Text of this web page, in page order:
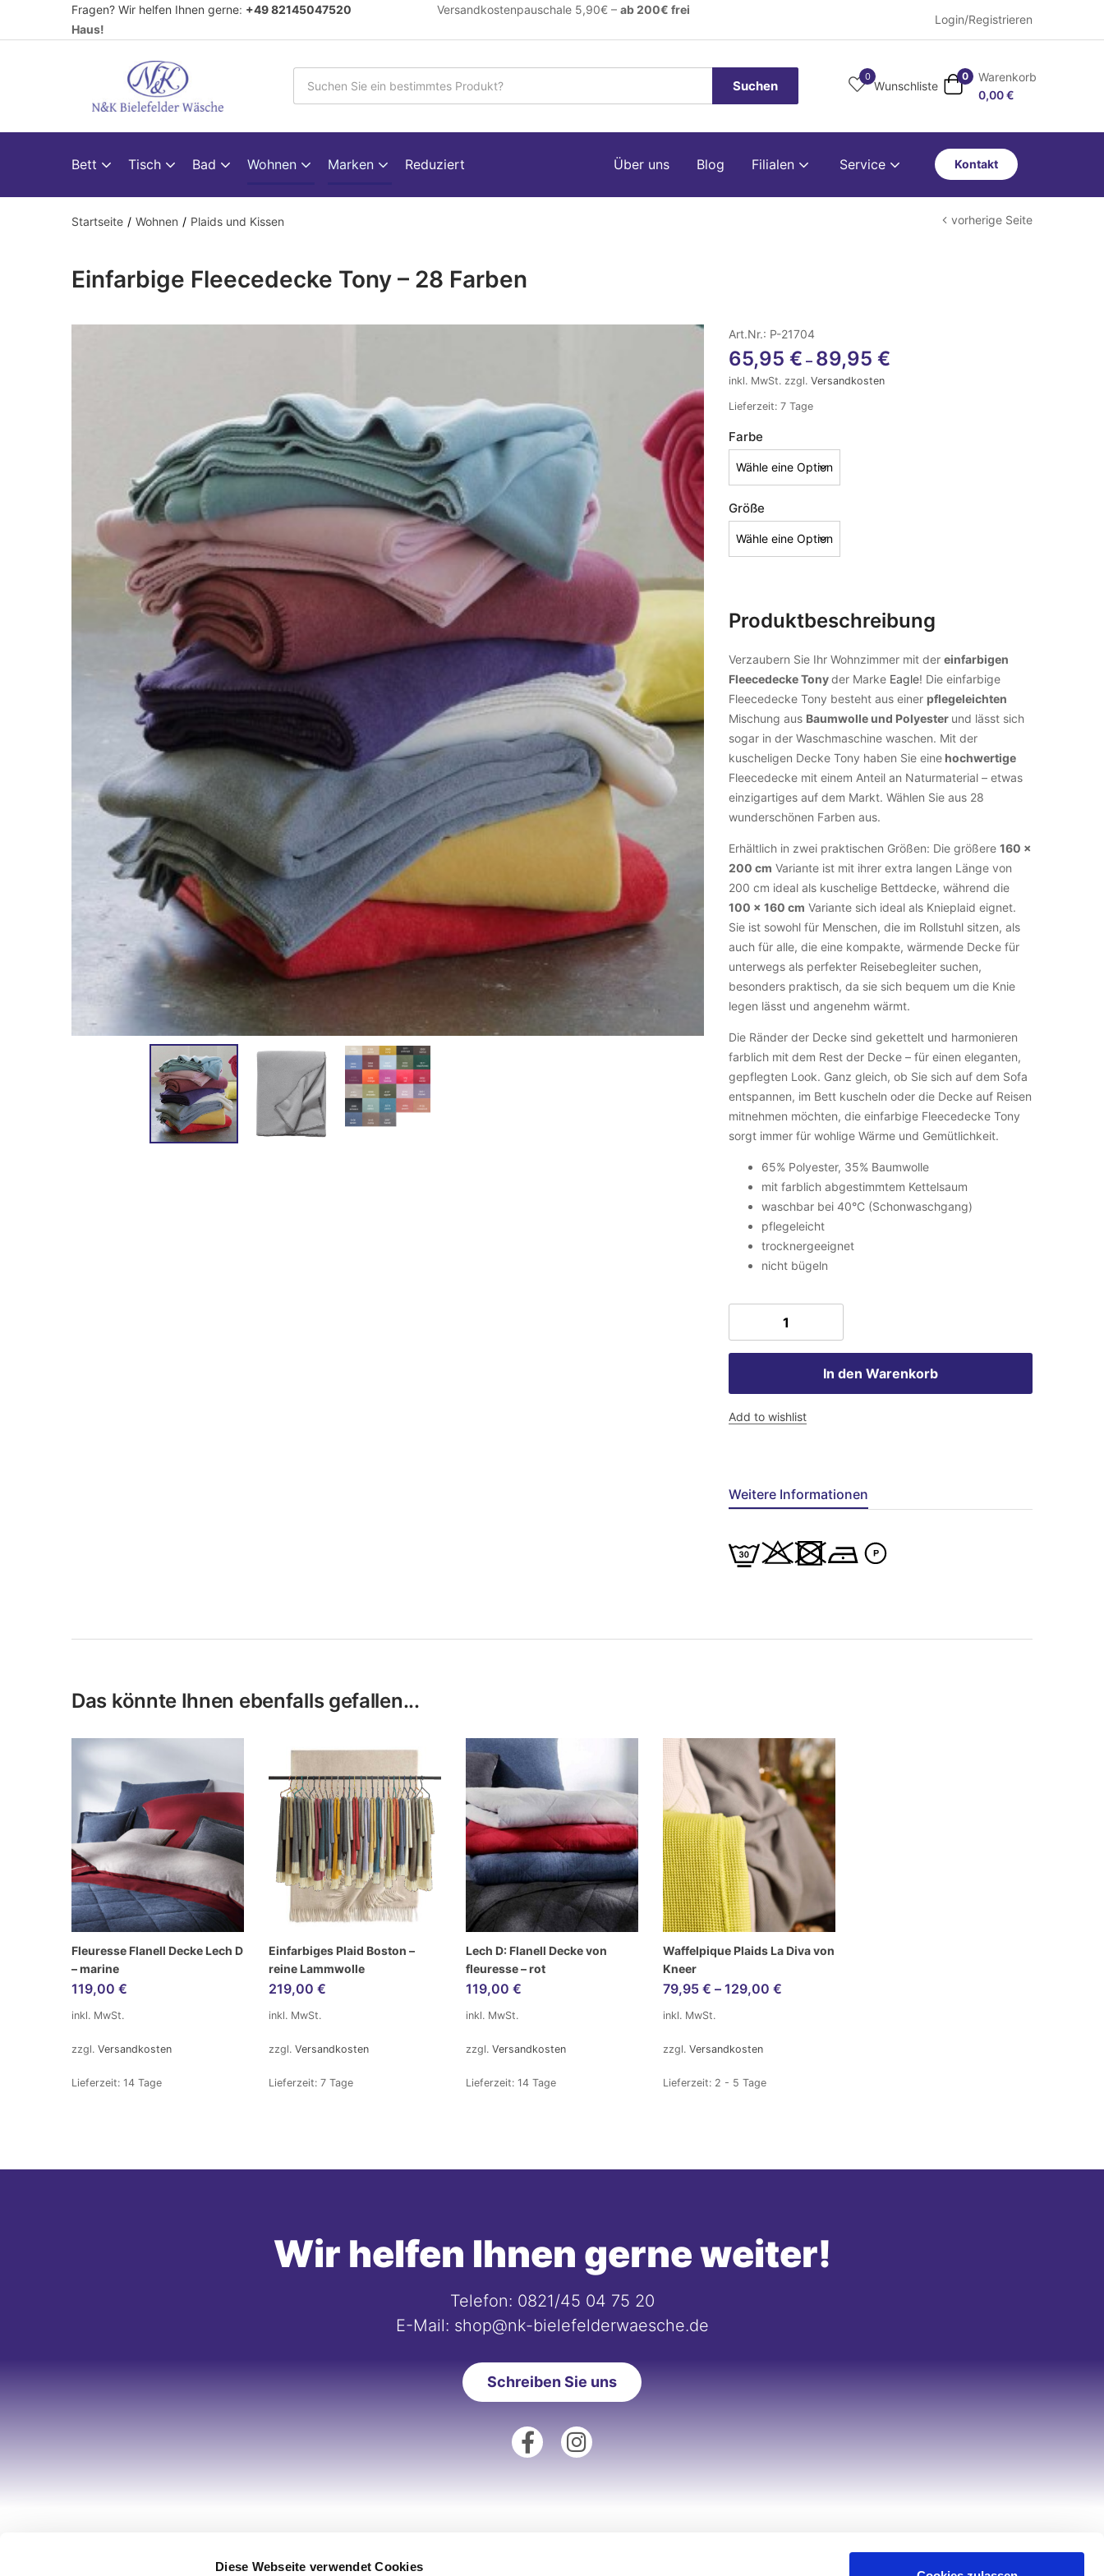
Diese Webseite verwendet Cookies
Fragen? Wir helfen Ihnen gerne: +49 82145047520 Versandkostenpauschale 5,90€ – ab 200€ frei
Haus!
Login/Registrieren
Suchen
0
Wunschliste
0
Warenkorb
0,00€
Bett Tisch Bad Wohnen Marken Reduziert Über uns Blog Filialen Service Kontakt
Startseite Wohnen Plaids und Kissen vorherige Seite
Einfarbige Fleecedecke Tony – 28 Farben
Art.Nr.: P-21704
65,95 € – 89,95 €
inkl. MwSt. zzgl. Versandkosten
Lieferzeit: 7 Tage
Farbe
Größe
Produktbeschreibung
Verzaubern Sie Ihr Wohnzimmer mit der einfarbigen
Fleecedecke Tonyder Marke Eagle! Die einfarbige
Fleecedecke Tony besteht aus einer pflegeleichten
Mischung aus Baumwolle und Polyester und lässt sich
sogar in der Waschmaschine waschen. Mit der
kuscheligen Decke Tony haben Sie einehochwertige
Fleecedecke mit einem Anteil an Naturmaterial – etwas
einzigartiges auf dem Markt. Wählen Sie aus 28
wunderschönen Farben aus.
Erhältlich in zwei praktischen Größen: Die größere 160 x
200 cm Variante ist mit ihrer extra langen Länge von
200 cm ideal als kuschelige Bettdecke, während die
100 x 160 cm Variante sich ideal als Knieplaid eignet.
Sie ist sowohl für Menschen, die im Rollstuhl sitzen, als
auch für alle, die eine kompakte, wärmende Decke für
unterwegs als perfekter Reisebegleiter suchen,
besonders praktisch, da sie sich bequem um die Knie
legen lässt und angenehm wärmt.
Die Ränder der Decke sind gekettelt und harmonieren
farblich mit dem Rest der Decke – für einen eleganten,
gepflegten Look. Ganz gleich, ob Sie sich auf dem Sofa
entspannen, im Bett kuscheln oder die Decke auf Reisen
mitnehmen möchten, die einfarbige Fleecedecke Tony
sorgt immer für wohlige Wärme und Gemütlichkeit.
65% Polyester, 35% Baumwolle
mit farblich abgestimmtem Kettelsaum
waschbar bei 40°C (Schonwaschgang)
pflegeleicht
trocknergeeignet
nicht bügeln
In den Warenkorb
Add to wishlist
Weitere Informationen
Das könnte Ihnen ebenfalls gefallen...
Fleuresse Flanell Decke Lech D
– marine
119,00 €
inkl. MwSt.
zzgl. Versandkosten
Lieferzeit: 14 Tage
Einfarbiges Plaid Boston –
reine Lammwolle
219,00 €
inkl. MwSt.
zzgl. Versandkosten
Lieferzeit: 7 Tage
Lech D: Flanell Decke von
fleuresse – rot
119,00 €
inkl. MwSt.
zzgl. Versandkosten
Lieferzeit: 14 Tage
Waffelpique Plaids La Diva von
Kneer
79,95 € – 129,00 €
inkl. MwSt.
zzgl. Versandkosten
Lieferzeit: 2 - 5 Tage
Wir helfen Ihnen gerne weiter!
Telefon: 0821/45 04 75 20
E-Mail: shop@nk-bielefelderwaesche.de
Schreiben Sie uns